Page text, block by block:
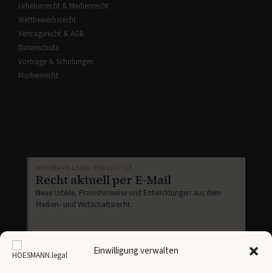
Einwilligung verwalten
Urheberrecht & Medienrecht
Wettbewerbsrecht
Vertragsrecht & AGB
Datenschutz
Vorträge & Schulungen
Markenrecht
HOESMANN.LEGAL NEWSLETTER
Recht aktuell per E-Mail
Neue Urteile, Praxishinweise und Entwicklungen aus dem
Medien- und Wirtschaftsrecht.